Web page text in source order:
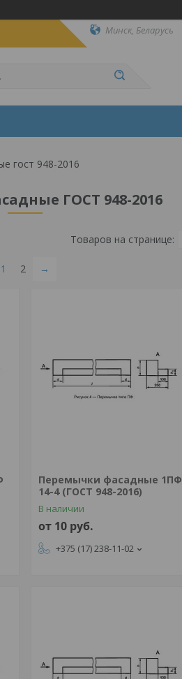
Минск, Беларусь
гост 948-2016
ГОСТ 948-2016
1 2 →
Перемычки фасадные 1ПФ
14-4 (ГОСТ 948-2016)
В наличии
от 10 руб.
+375 (17) 238-11-02